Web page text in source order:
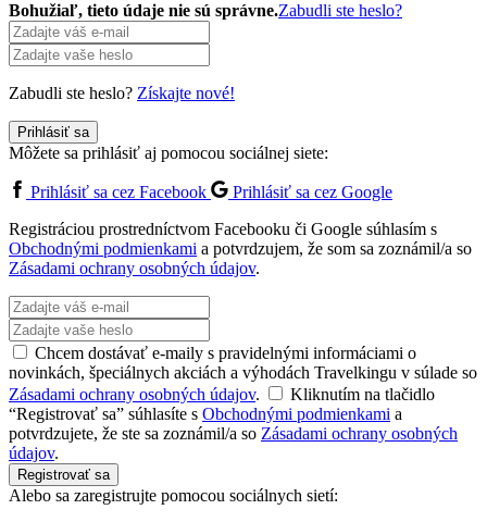
Bohužiaľ, tieto údaje nie sú správne.Zabudli ste heslo?
Zabudli ste heslo? Získajte nové!
Prihlásiť sa
Môžete sa prihlásiť aj pomocou sociálnej siete:
Prihlásiť sa cez Facebook
Prihlásiť sa cez Google
Registráciou prostredníctvom Facebooku či Google súhlasím s
Obchodnými podmienkami a potvrdzujem, že som sa zoznámil/a so
Zásadami ochrany osobných údajov.
Chcem dostávať e-maily s pravidelnými informáciami o
novinkách, špeciálnych akciách a výhodách Travelkingu v súlade so
Zásadami ochrany osobných údajov.
Kliknutím na tlačidlo
“Registrovať sa” súhlasíte s Obchodnými podmienkami a
potvrdzujete, že ste sa zoznámil/a so Zásadami ochrany osobných
údajov.
Registrovať sa
Alebo sa zaregistrujte pomocou sociálnych sietí: